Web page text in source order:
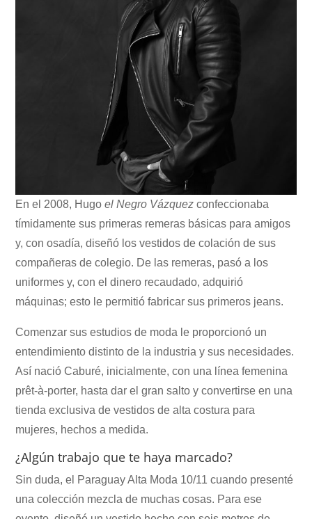
En el 2008, Hugoel Negro Vázquez confeccionaba
tímidamente sus primeras remeras básicas para amigos
y, con osadía, diseñó los vestidos de colación de sus
compañeras de colegio. De las remeras, pasó a los
uniformes y, con el dinero recaudado, adquirió
máquinas; esto le permitió fabricar sus primeros jeans.
Comenzar sus estudios de moda le proporcionó un
entendimiento distinto de la industria y sus necesidades.
Así nació Caburé, inicialmente, con una línea femenina
prêt-à-porter, hasta dar el gran salto y convertirse en una
tienda exclusiva de vestidos de alta costura para
mujeres, hechos a medida.
¿Algún trabajo que te haya marcado?
Sin duda, el Paraguay Alta Moda 10/11 cuando presenté
una colección mezcla de muchas cosas. Para ese